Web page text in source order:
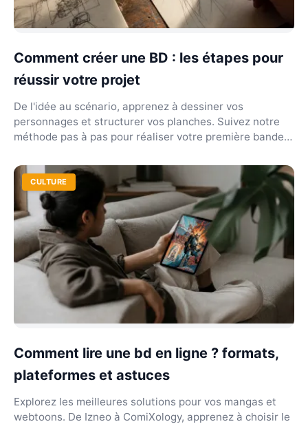
Comment créer une BD : les étapes pour
réussir votre projet
De l'idée au scénario, apprenez à dessiner vos
personnages et structurer vos planches. Suivez notre
méthode pas à pas pour réaliser votre première bande
CULTURE
Comment lire une bd en ligne ? formats,
plateformes et astuces
Explorez les meilleures solutions pour vos mangas et
webtoons. De Izneo à ComiXology, apprenez à choisir le